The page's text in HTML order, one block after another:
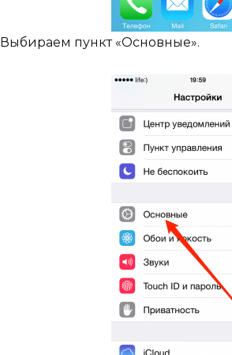
Выбираем пункт «Основные».